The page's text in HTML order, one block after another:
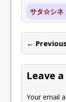
サタ☆シネ
←
Leave
Your email